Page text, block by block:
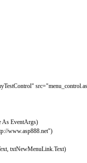
As EventArgs)
www.asp888.net")
txtNewMenuLink.Text)